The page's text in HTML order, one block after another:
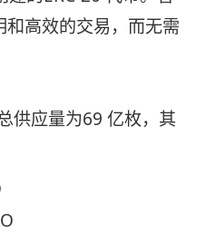
高效的交易，而无需
供应量为69 亿枚，其